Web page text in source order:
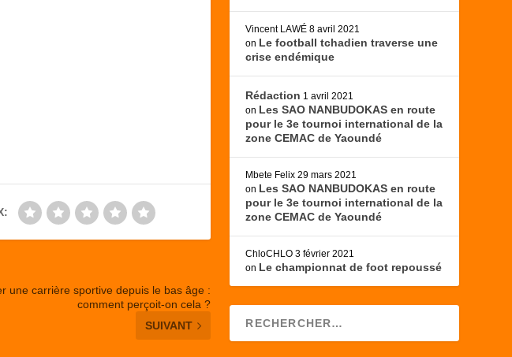
une carrière sportive depuis le bas âge :
comment perçoit-on cela ?
SUIVANT
Vincent LAWÉ 8 avril 2021
on Le football tchadien traverse une
crise endémique
Rédaction 1 avril 2021
on Les SAO NANBUDOKAS en route
pour le 3e tournoi international de la
zone CEMAC de Yaoundé
Mbete Felix 29 mars 2021
on Les SAO NANBUDOKAS en route
pour le 3e tournoi international de la
zone CEMAC de Yaoundé
ChloCHLO 3 février 2021
on Le championnat de foot repoussé